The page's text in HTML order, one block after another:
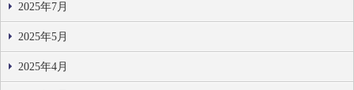
2025年7月
2025年5月
2025年4月